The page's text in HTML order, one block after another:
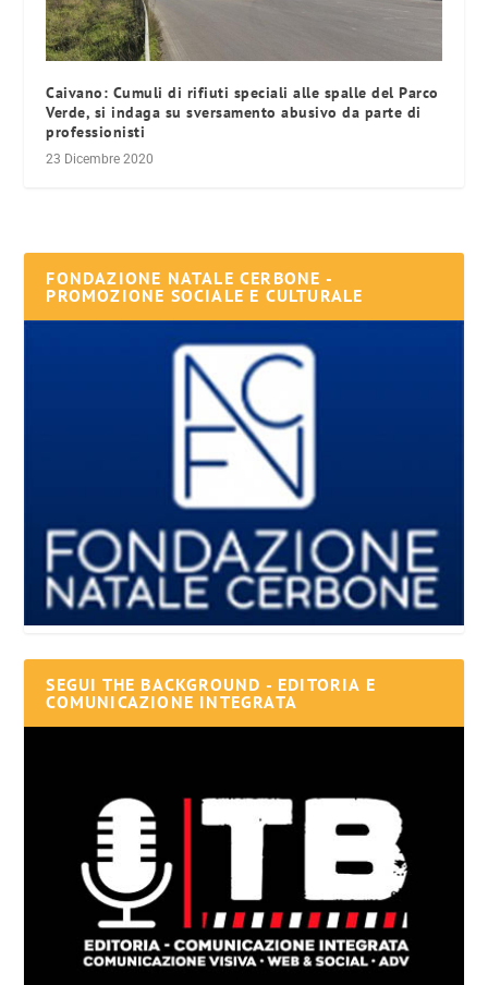
Caivano: Cumuli di rifiuti speciali alle spalle del Parco
Verde, si indaga su sversamento abusivo da parte di
professionisti
23 Dicembre 2020
FONDAZIONE NATALE CERBONE -
PROMOZIONE SOCIALE E CULTURALE
SEGUI THE BACKGROUND - EDITORIA E
COMUNICAZIONE INTEGRATA